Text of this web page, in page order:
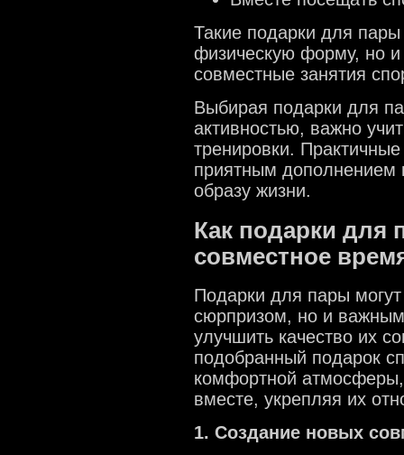
Такие подарки для
физическую форму, но и
совместные занятия
Выбирая подарки для
активностью, важно
тренировки.
приятным дополнением
образу жизни.
Как подарки для
совместное
Подарки для пары
сюрпризом, но и
улучшить качество их
подобранный подарок
комфортной
вместе, укрепляя их
1. Создание новых